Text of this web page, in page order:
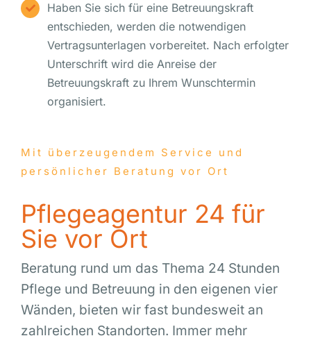
Haben Sie sich für eine Betreuungskraft
entschieden, werden die notwendigen
Vertragsunterlagen vorbereitet. Nach erfolgter
Unterschrift wird die Anreise der
Betreuungskraft zu Ihrem Wunschtermin
organisiert.
Mit überzeugendem Service und
persönlicher Beratung vor Ort
Pflegeagentur 24 für
Sie vor Ort
Beratung rund um das Thema 24 Stunden
Pflege und Betreuung in den eigenen vier
Wänden, bieten wir fast bundesweit an
zahlreichen Standorten. Immer mehr